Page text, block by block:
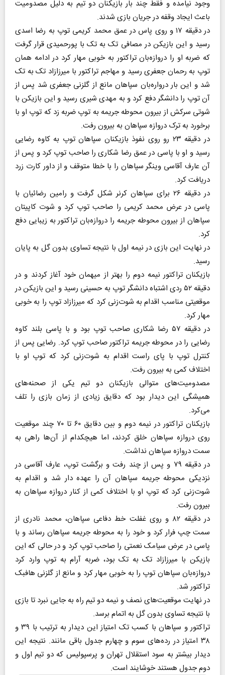
وجود نیامده و فقط چند بار بازیکنان دو تیم به دلیل مصدومیت
باعث ایجاد وقفه در جریان بازی شدند.
در دقیقه ۱۷ و روی پاس در عمق محمد کریمی توپ به رضا اسدی
رسید و این بازیکن در مصافی تک به تک با پورحمیدی قرار گرفت
که ضربه او را دروازه‌بان تراکتور به خوبی مهار کرد در ادامه همان
توپ به رحمان جعفری رسید و مهاجم تراکتور با میرزازاد تک به تک
شد و این بار درواره‌بان سپاهان مانع از گلزنی جعفری شد پس از
آن توپ را دانشگر دفع کرد و به مهدی شیری رسید و این بازیکن با
شوتی سرکش از بیرون محوطه جریمه به توپ ضربه زد که توپ او با
برخورد به ترک دروازه سپاهان به بیرون رفت.
در دقیقه ۲۳ رو روی نفوذ بازیکنان سپاهان توپ به کاوه رضایی
رسید و او با پاسی در عمق رضا شکاری را صاحب توپ کرد و پس از
آن عارف آقاسی وینگر سپاهان را با خطا متوقف و از داور کارت زرد
دریافت کرد.
در دقیقه ۲۶ برای سپاهان کرنر شکل گرفت و رامین رضائیان با
پاسی در عرض محمد کریمی را صاحب توپ کرد و شوت کاپیتان
سپاهان از بیرون محوطه جریمه را دروازه‌بان تراکتور به زیبایی دفع
کرد.
در نهایت این بازی در نیمه اول با نتیجه تساوی بدون گل به پایان
رسید.
بازیکنان تراکتور نیمه دوم را بهتر از میهمان خود آغاز کردند و در
دقیقه ۵۲ ردی اشتباه دانشگر توپ به حسینی رسید و این بازیکن در
موقعیتی مناسب اقدام به شوت‌زنی کرد که میرزازاد توپ را به خوبی
مهار کرد.
در دقیقه ۵۷ رضا شکاری صاحب توپ بود و با پاسی بلند کاوه
رضایی را در محوطه جریمه تراکتور صاحب توپ کرد. رضایی پس از
کنترل توپ با پای راست اقدام به شوت‌زنی کرد که توپ او با
اختلاف کمی به بیرون رفت.
مصدومیت‌های متوالی بازیکنان دو تیم یکی از صحنه‌های
همیشگی این دیدار بود که دقایق زیادی از زمان بازی را تلف
می‌کرد.
بازیکنان تراکتور در نیمه دوم و بین دقایق ۶۰ تا ۷۰ چند موقعیت
روی دروازه سپاهان خلق کردند، اما هیچکدام از آن‌ها راهی به
سمت دروازه سپاهان نداشت.
در دقیقه ۷۹ و پس از چند رفت و برگشت توپ، عارف آقاسی در
نزدیکی محوطه جریمه سپاهان آن را عهده دار شد و اقدام به
شوت‌زنی کرد که توپ او با اختلاف کمی از کنار دروازه سپاهان به
بیرون رفت.
در دقیقه ۸۲ و روی غفلت خط دفاعی سپاهان، محمد نادری از
سمت چپ فرار کرد و خود را به محوطه جریمه سپاهان رساند و با
پاسی در عرض سیامک نعمتی را صاحب توپ کرد و در حالی که این
بازیکن با میرزازاد تک به تک بود، ضربه آرام به توپ وارد کرد
دروازه‌بان سپاهان توپ را به خوبی مهار کرد و مانع از گلزنی هافبک
تراکتور شد.
در نهایت موقعیت‌های نصف و نیمه دو تیم راه به جایی نبرد تا بازی
با نتیجه تساوی بدون گل به اتمام برسد.
تراکتور و سپاهان با کسب تک امتیاز این دیدار به ترتیب با ۳۹ و
۳۸ امتیاز در رده‌های سوم و چهارم جدول باقی مانند. نتیجه این
دیدار بیشتر به سود استقلال تهران و پرسپولیس که دو تیم اول و
دوم جدول هستند خوشایند است.